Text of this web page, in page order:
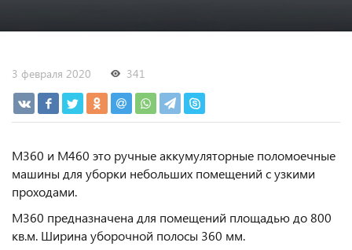
3 февраля 2020 341
M360 и M460 это ручные аккумуляторные поломоечные
машины для уборки небольших помещений с узкими
проходами.
М360 предназначена для помещений площадью до 800
кв.м. Ширина уборочной полосы 360 мм.